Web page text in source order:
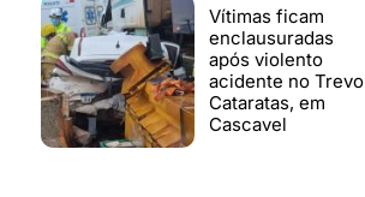
Vítimas ficam
enclausuradas
após violento
acidente no Trevo
Cataratas, em
Cascavel